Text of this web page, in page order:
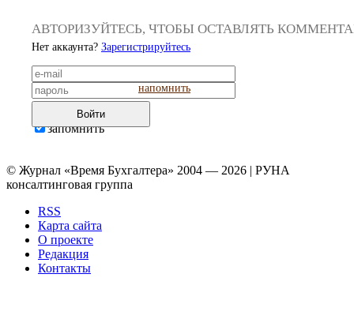
АВТОРИЗУЙТЕСЬ, ЧТОБЫ ОСТАВЛЯТЬ
Нет аккаунта? Зарегистрируйтесь
напомнить
Войти
запомнить
© Журнал «Время Бухгалтера» 2004 — 2026 | РУНА
консалтинговая группа
RSS
Карта сайта
О проекте
Редакция
Контакты